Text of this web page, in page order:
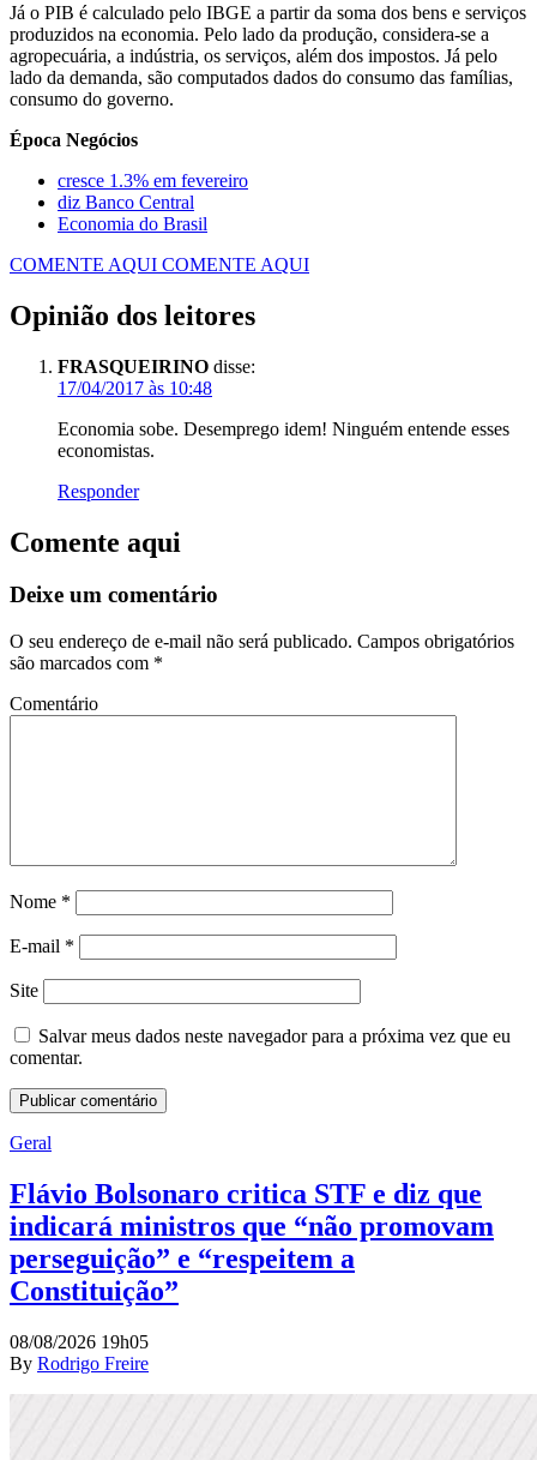
Já o PIB é calculado pelo IBGE a partir da soma dos bens e serviços
produzidos na economia. Pelo lado da produção, considera-se a
agropecuária, a indústria, os serviços, além dos impostos. Já pelo
lado da demanda, são computados dados do consumo das famílias,
consumo do governo.
Época Negócios
cresce 1.3% em fevereiro
diz Banco Central
Economia do Brasil
COMENTE AQUI COMENTE AQUI
Opinião dos leitores
FRASQUEIRINO disse:
17/04/2017 às 10:48
Economia sobe. Desemprego idem! Ninguém entende esses
economistas.
Responder
Comente aqui
Deixe um comentário
O seu endereço de e-mail não será publicado. Campos obrigatórios
são marcados com *
Comentário
Nome *
E-mail *
Site
Salvar meus dados neste navegador para a próxima vez que eu
comentar.
Geral
Flávio Bolsonaro critica STF e diz que
indicará ministros que “não promovam
perseguição” e “respeitem a
Constituição”
08/08/2026 19h05
By Rodrigo Freire